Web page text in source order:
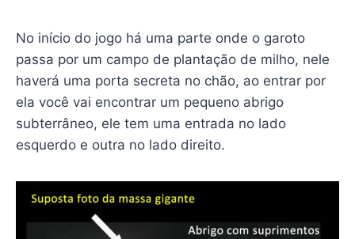
No início do jogo há uma parte onde o garoto
passa por um campo de plantação de milho, nele
haverá uma porta secreta no chão, ao entrar por
ela você vai encontrar um pequeno abrigo
subterrâneo, ele tem uma entrada no lado
esquerdo e outra no lado direito.